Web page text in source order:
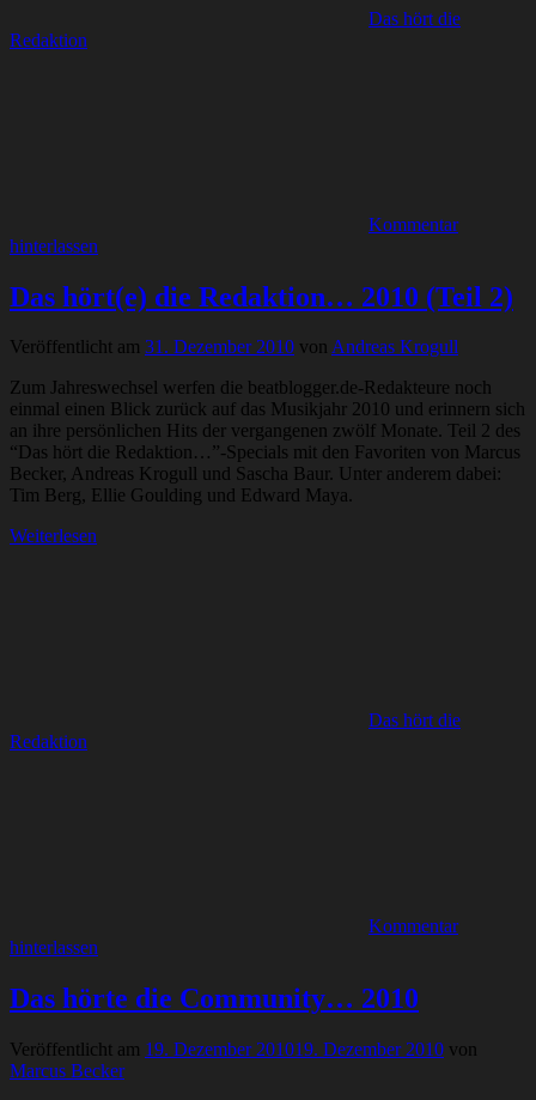
Das hört die
Redaktion
Kommentar
hinterlassen
Das hört(e) die Redaktion… 2010 (Teil 2)
Veröffentlicht am 31. Dezember 2010 von Andreas Krogull
Zum Jahreswechsel werfen die beatblogger.de-Redakteure noch
einmal einen Blick zurück auf das Musikjahr 2010 und erinnern sich
an ihre persönlichen Hits der vergangenen zwölf Monate. Teil 2 des
“Das hört die Redaktion…”-Specials mit den Favoriten von Marcus
Becker, Andreas Krogull und Sascha Baur. Unter anderem dabei:
Tim Berg, Ellie Goulding und Edward Maya.
Weiterlesen
Das hört die
Redaktion
Kommentar
hinterlassen
Das hörte die Community… 2010
Veröffentlicht am 19. Dezember 201019. Dezember 2010 von
Marcus Becker